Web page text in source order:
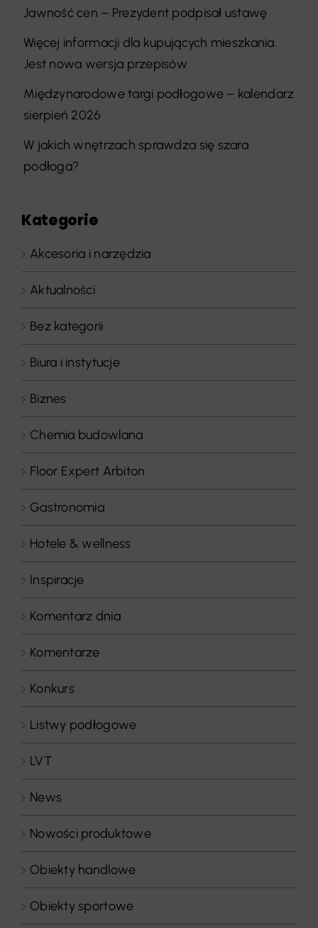
Jawność cen – Prezydent podpisał ustawę
Więcej informacji dla kupujących mieszkania.
Jest nowa wersja przepisów
Międzynarodowe targi podłogowe – kalendarz
sierpień 2026
W jakich wnętrzach sprawdza się szara
podłoga?
Kategorie
Akcesoria i narzędzia
Aktualności
Bez kategorii
Biura i instytucje
Biznes
Chemia budowlana
Floor Expert Arbiton
Gastronomia
Hotele & wellness
Inspiracje
Komentarz dnia
Komentarze
Konkurs
Listwy podłogowe
LVT
News
Nowości produktowe
Obiekty handlowe
Obiekty sportowe